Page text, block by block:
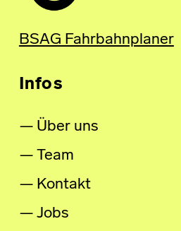
BSAG Fahrbahnplaner
Infos
Über uns
Team
Kontakt
Jobs